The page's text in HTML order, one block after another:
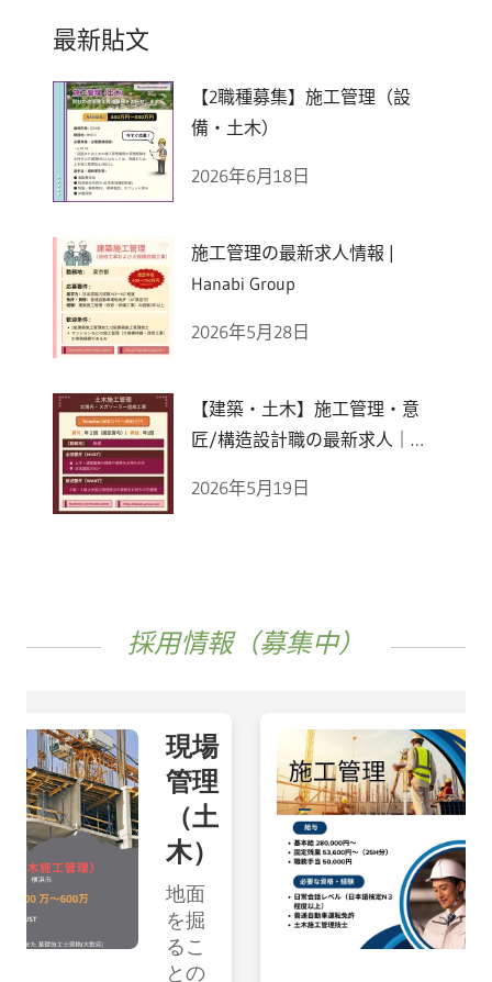
最新貼文
【2職種募集】施工管理（設
備・土木）
2026年6月18日
施工管理の最新求人情報 |
Hanabi Group
2026年5月28日
【建築・土木】施工管理・意
匠/構造設計職の最新求人｜老
2026年5月19日
採用情報（募集中）